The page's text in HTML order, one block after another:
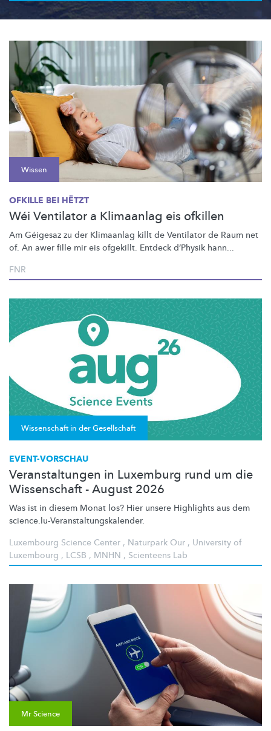
Wissen
OFKILLE BEI HËTZT
Wéi Ventilator a Klimaanlag eis ofkillen
Am Géigesaz zu der Klimaanlag killt de Ventilator de Raum net
of. An awer fille mir eis ofgekillt. Entdeck d’Physik hann...
FNR
Wissenschaft in der Gesellschaft
EVENT-VORSCHAU
Veranstaltungen in Luxemburg rund um die
Wissenschaft - August 2026
Was ist in diesem Monat los? Hier unsere Highlights aus dem
science.lu-Veranstaltungskalender.
Luxembourg Science Center , Naturpark Our , University of
Luxembourg , LCSB , MNHN , Scienteens Lab
Mr Science